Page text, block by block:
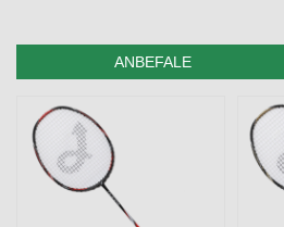
ANBEFALE